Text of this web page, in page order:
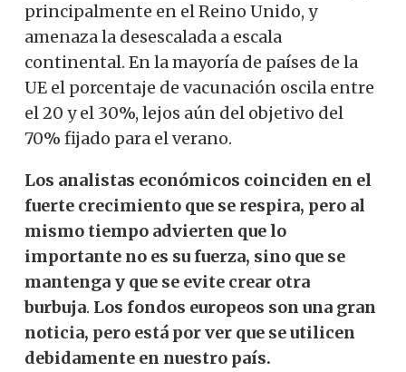
principalmente en el Reino Unido, y
amenaza la desescalada a escala
continental. En la mayoría de países de la
UE el porcentaje de vacunación oscila entre
el 20 y el 30%, lejos aún del objetivo del
70% fijado para el verano.
Los analistas económicos coinciden en el
fuerte crecimiento que se respira, pero al
mismo tiempo advierten que lo
importante no es su fuerza, sino que se
mantenga y que se evite crear otra
burbuja. Los fondos europeos son una gran
noticia, pero está por ver que se utilicen
debidamente en nuestro país.